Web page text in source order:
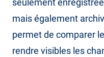
seulement
mais également
permet de comparer
rendre visibles les